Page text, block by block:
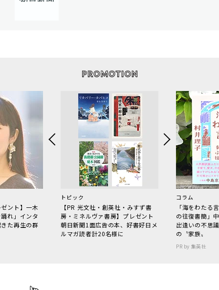
ント】一木
れ」インタ
た再生の群
トピック
【PR 光文社・創英社・みすず書
房・ミネルヴァ書房】プレゼント
朝日新聞1面広告の本、好書好日メ
ルマガ読者計20名様に
コラム
「海をわた
の往復書簡」
出逢いの不思
の〝家族〟
PR by 集英社